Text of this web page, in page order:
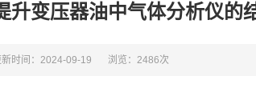
升变压器油中气体分析仪的
新时间：2024-09-19 浏览：2486次